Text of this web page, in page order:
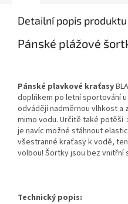
Detailní popis produktu
Pánské plážové
Pánské plavkové kraťasy
doplňkem po letní sportování
odvádějí nadměrnou vlhkost a
mimo vodu. Určitě také potěší
je navíc možné stáhnout
všestranné kraťasy k vodě,
volbou! Šortky jsou bez vnitřní
Technický popis: